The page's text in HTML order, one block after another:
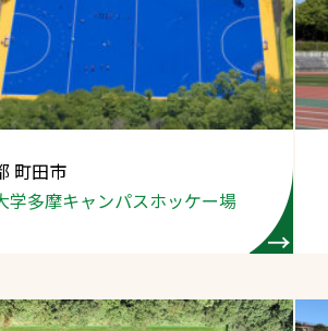
環境対応ウレタン
町田市
学多摩キャンパスホッケー場